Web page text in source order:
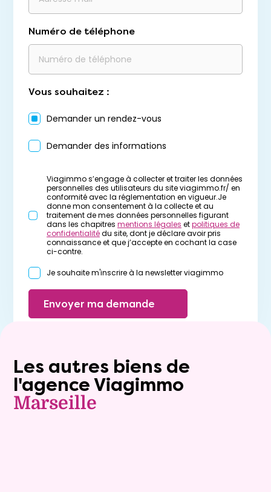
Numéro de téléphone
Vous souhaitez :
Demander un rendez-vous
Demander des informations
Viagimmo s’engage à collecter et traiter les données
personnelles des utilisateurs du site viagimmo.fr/ en
conformité avec la réglementation en vigueur.Je
donne mon consentement à la collecte et au
traitement de mes données personnelles figurant
dans les chapitres mentions légales etpolitiques de
confidentialitédu site, dont je déclare avoir pris
connaissance et que j’accepte en cochant la case
ci-contre.
Je souhaite m'inscrire à la newsletter viagimmo
Envoyer ma demande
Les autres biens de
l'agence Viagimmo
Marseille